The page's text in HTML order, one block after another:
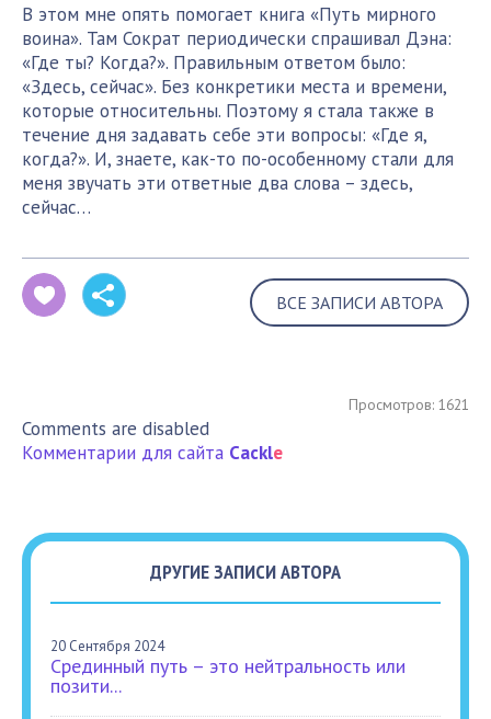
В этом мне опять помогает книга «Путь мирного
воина». Там Сократ периодически спрашивал Дэна:
«Где ты? Когда?». Правильным ответом было:
«Здесь, сейчас». Без конкретики места и времени,
которые относительны. Поэтому я стала также в
течение дня задавать себе эти вопросы: «Где я,
когда?». И, знаете, как-то по-особенному стали для
меня звучать эти ответные два слова – здесь,
сейчас…
ВСЕ ЗАПИСИ АВТОРА
Просмотров: 1621
Comments are disabled
Комментарии для сайта Cackle
ДРУГИЕ ЗАПИСИ АВТОРА
20 Сентября 2024
Срединный путь – это нейтральность или
позити...